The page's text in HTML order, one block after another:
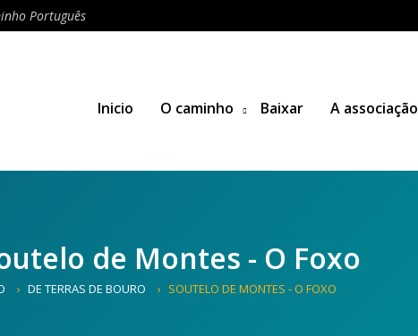
Português
Inicio O caminho Baixar A associação
de Montes - O Foxo
DE TERRAS DE BOURO SOUTELO DE MONTES - O FOXO